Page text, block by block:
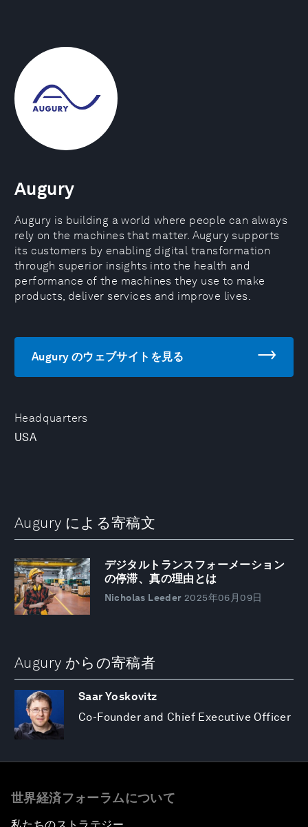
Headquarters
USA
Augury
Augury is building a world where people can always
rely on the machines that matter. Augury supports
its customers by enabling digital transformation
through superior insights into the health and
performance of the machines they use to make
products, deliver services and improve lives.
Augury のウェブサイトを見る
Augury による寄稿文
デジタルトランスフォーメーション
の停滞、真の理由とは
Nicholas Leeder 2025年06月09日
Augury からの寄稿者
Saar Yoskovitz
Co-Founder and Chief Executive Officer
世界経済フォーラムについて